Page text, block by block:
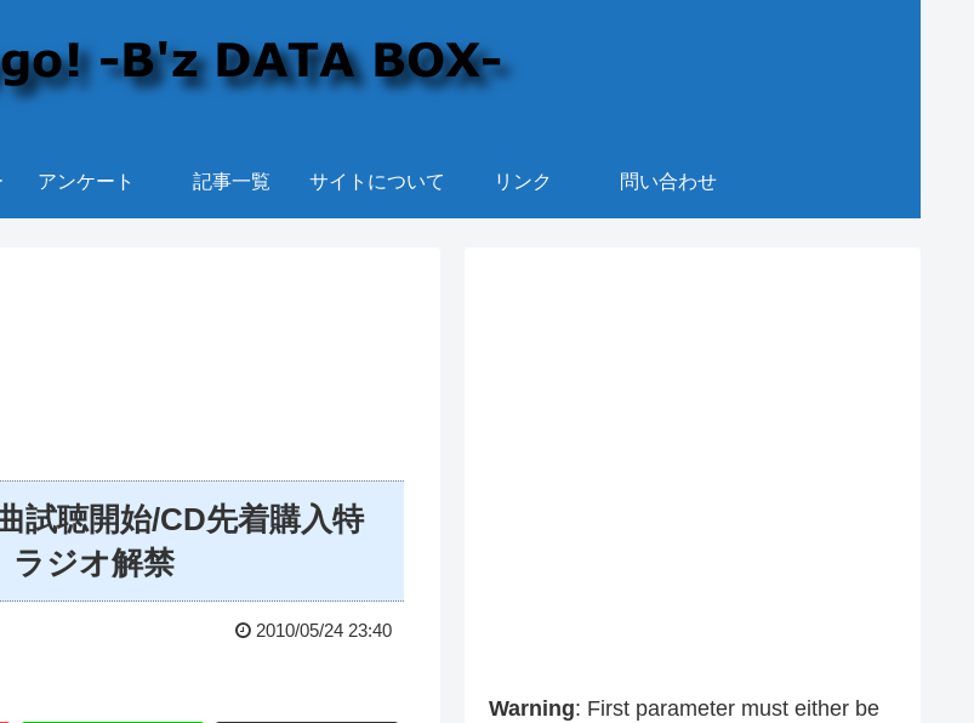
アンケート 記事一覧 サイトについて リンク 問い合わせ
試聴開始/CD先着購入特
ラジオ解禁
2010/05/24 23:40
Warning: First parameter must either be